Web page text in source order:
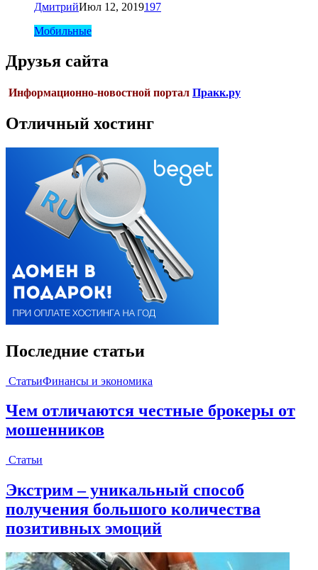
ДмитрийИюл 12, 2019197
Мобильные
Друзья сайта
Информационно-новостной портал Пракк.ру
Отличный хостинг
Последние статьи
СтатьиФинансы и экономика
Чем отличаются честные брокеры от
мошенников
Статьи
Экстрим – уникальный способ
получения большого количества
позитивных эмоций